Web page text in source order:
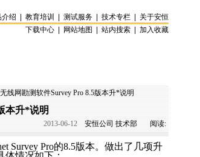
介绍 教育培训 测试服务 技术专栏
关于安恒
下载中心 |
网站地图 站内搜索 加入收藏
线网勘测软件Survey Pro 8.5版本升*说明
本升*说明
2013-06-12 安恒公司 技术部 阅读:
Survey Pro的8.5版本。做出了几项升